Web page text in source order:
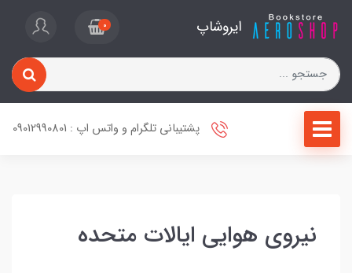
ایروشاپ 0
پشتیبانی تلگرام و واتس اپ : 09012990801
نیروی هوایی ایالات متحده